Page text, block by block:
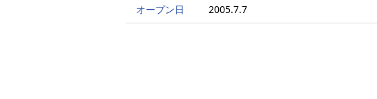
オープン日 2005.7.7